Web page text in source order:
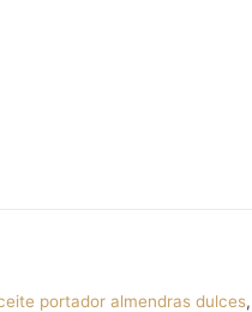
portador almendras dulces,